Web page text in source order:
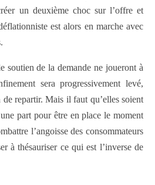
un deuxième choc sur l’offre et
est alors en marche avec
soutien de la demande ne joueront à
sera progressivement levé,
repartir. Mais il faut qu’elles soient
part pour être en place le moment
l’angoisse des consommateurs
à thésauriser ce qui est l’inverse de